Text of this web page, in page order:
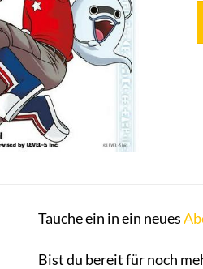
Tauche ein in ein neues
Bist du bereit für noch